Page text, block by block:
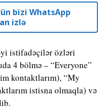
bizi WhatsApp
izlə
istifadəçilər özləri
4 bölmə – “Everyone”
kontaktlarım), “My
istisna olmaqla) və